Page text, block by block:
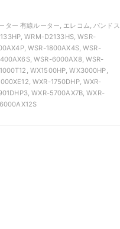
ー 有線ルーター, エレコム, バンドス
WRM-D2133HS, WSR-
WSR-1800AX4S, WSR-
WSR-6000AX8, WSR-
WX1500HP, WX3000HP,
WXR-1750DHP, WXR-
WXR-5700AX7B, WXR-